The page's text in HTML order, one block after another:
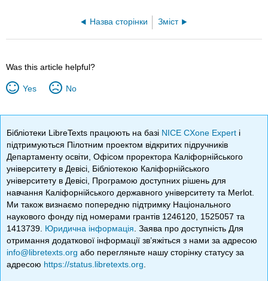
Назва сторінки Зміст
Was this article helpful?
Yes No
Бібліотеки LibreTexts працюють на базі NICE CXone Expert і
підтримуються Пілотним проектом відкритих підручників
Департаменту освіти, Офісом проректора Каліфорнійського
університету в Девісі, Бібліотекою Каліфорнійського
університету в Девісі, Програмою доступних рішень для
навчання Каліфорнійського державного університету та Merlot.
Ми також визнаємо попередню підтримку Національного
наукового фонду під номерами грантів 1246120, 1525057 та
1413739. Юридична інформація . Заява про доступність Для
отримання додаткової інформації зв’яжіться з нами за адресою
info@libretexts.org або перегляньте нашу сторінку статусу за
адресою https://status.libretexts.org